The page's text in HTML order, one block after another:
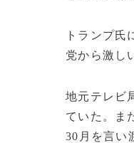
トランプ
党から激し
地元テレビ
ていた。ま
30月を言い